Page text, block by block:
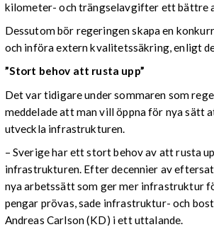
kilometer- och trängselavgifter ett bättre
Dessutom bör regeringen skapa en
och införa extern kvalitetssäkring, enligt
”Stort behov att rusta upp”
Det var tidigare under sommaren som
meddelade att man vill öppna för nya sätt
utveckla infrastrukturen.
– Sverige har ett stort behov av att rusta
infrastrukturen. Efter decennier av
nya arbetssätt som ger mer infrastruktur
pengar prövas, sade infrastruktur- och
Andreas Carlson (KD) i ett uttalande.